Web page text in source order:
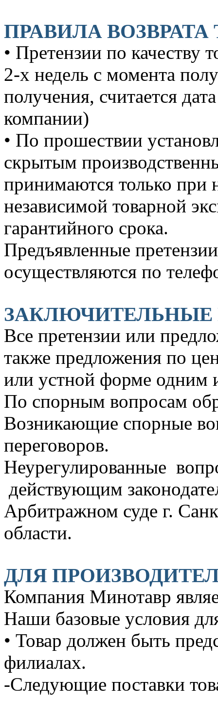
ПРАВИЛА ВОЗВРАТА
• Претензии по качеству
2-х недель с момента
получения, считается
компании)
• По прошествии
скрытым
принимаются только при
независимой товарной
гарантийного срока.
Предъявленные
осуществляются по
Все претензии или
также предложения по
или устной форме одним
По спорным вопросам
Возникающие спорные
переговоров.
Неурегулированные
действующим
Арбитражном суде г.
области.
ДЛЯ
Компания Минотавр
Наши базовые условия
• Товар должен быть
филиалах.
-Следующие поставки